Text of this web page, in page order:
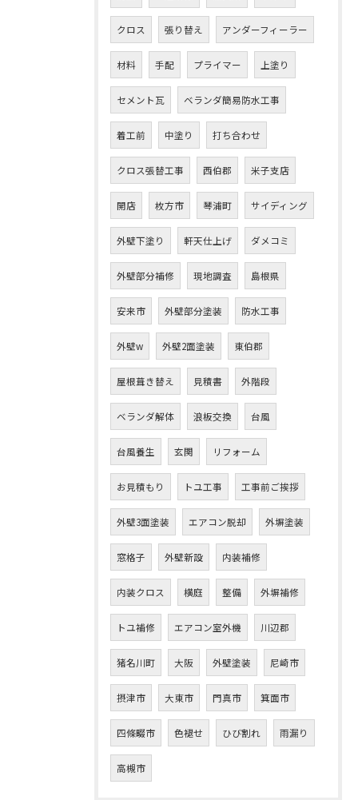
クロス 張り替え アンダーフィーラー
材料 手配 プライマー 上塗り
セメント瓦 ベランダ簡易防水工事
着工前 中塗り 打ち合わせ
クロス張替工事 西伯郡 米子支店
開店 枚方市 琴浦町 サイディング
外壁下塗り 軒天仕上げ ダメコミ
外壁部分補修 現地調査 島根県
安来市 外壁部分塗装 防水工事
外壁w 外壁2面塗装 東伯郡
屋根葺き替え 見積書 外階段
ベランダ解体 浪板交換 台風
台風養生 玄関 リフォーム
お見積もり トユ工事 工事前ご挨拶
外壁3面塗装 エアコン脱却 外塀塗装
窓格子 外壁新設 内装補修
内装クロス 横庭 整備 外塀補修
トユ補修 エアコン室外機 川辺郡
猪名川町 大阪 外壁塗装 尼崎市
摂津市 大東市 門真市 箕面市
四條畷市 色褪せ ひび割れ 雨漏り
高槻市